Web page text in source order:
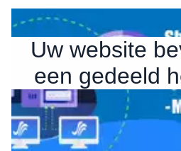
Uw website
een gedeeld